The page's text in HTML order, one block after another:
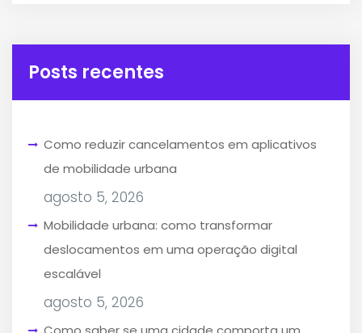
Posts recentes
Como reduzir cancelamentos em aplicativos
de mobilidade urbana
agosto 5, 2026
Mobilidade urbana: como transformar
deslocamentos em uma operação digital
escalável
agosto 5, 2026